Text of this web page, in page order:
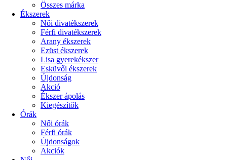
Összes márka
Ékszerek
Női divatékszerek
Férfi divatékszerek
Arany ékszerek
Ezüst ékszerek
Lisa gyerekékszer
Esküvői ékszerek
Újdonság
Akció
Ékszer ápolás
Kiegészítők
Órák
Női órák
Férfi órák
Újdonságok
Akciók